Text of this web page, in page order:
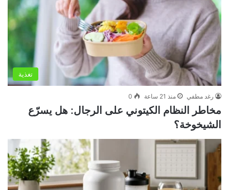
تغذية
رغد مطفي منذ 21 ساعة 0
مخاطر النظام الكيتوني على الرجال: هل يسرّع
الشيخوخة؟